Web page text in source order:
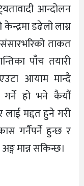
आन्दोलन
डढेलो लाग्न
ताकत
पाँच तयारी
आयाम मान्दै
हो भने कैयौं
मद्दत हुने गरी
गर्नैपर्ने हुन्छ र
मान्न सकिन्छ।